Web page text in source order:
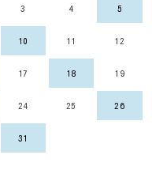
3 4 5
10 11 12
17 18 19
24 25 26
31